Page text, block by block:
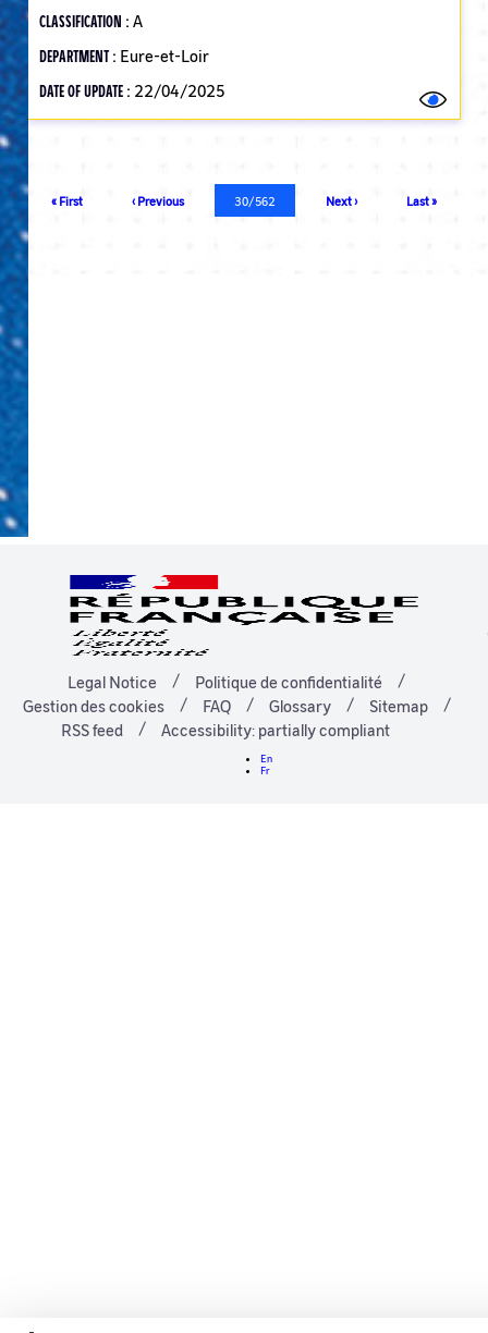
CLASSIFICATION : A
DEPARTMENT : Eure-et-Loir
DATE OF UPDATE : 22/04/2025
Pagination
First
« First
Previous
‹ Previous
Current
page
30/562
Next
Next ›
Last
Last »
Legal Notice
Politique de confidentialité
Gestion des cookies
FAQ Glossary
Sitemap
RSS feed
Accessibility: partially compliant
En
Fr